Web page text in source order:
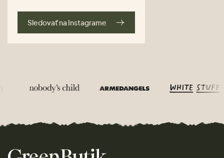
Sledovať na Instagrame